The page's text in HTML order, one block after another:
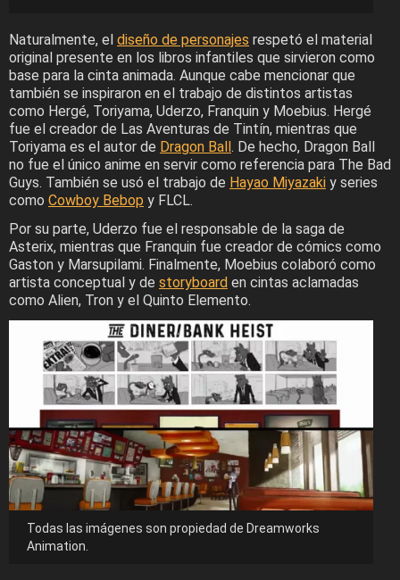
Naturalmente, el diseño de personajes respetó el material
original presente en los libros infantiles que sirvieron como
base para la cinta animada. Aunque cabe mencionar que
también se inspiraron en el trabajo de distintos artistas
como Hergé, Toriyama, Uderzo, Franquin y Moebius. Hergé
fue el creador de Las Aventuras de Tintín, mientras que
Toriyama es el autor de Dragon Ball . De hecho, Dragon Ball
no fue el único anime en servir como referencia para The Bad
Guys. También se usó el trabajo de Hayao Miyazaki y series
como Cowboy Bebop y FLCL.
Por su parte, Uderzo fue el responsable de la saga de
Asterix, mientras que Franquin fue creador de cómics como
Gaston y Marsupilami. Finalmente, Moebius colaboró como
artista conceptual y de storyboard en cintas aclamadas
como Alien, Tron y el Quinto Elemento.
Todas las imágenes son propiedad de Dreamworks
Animation.